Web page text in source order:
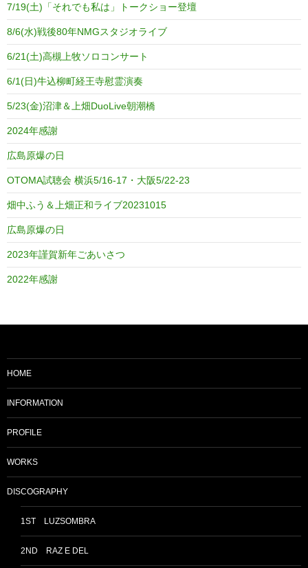
7/19(土)「それでも私は」トークショー登壇
8/6(水)戦後80年NMGスタジオライブ
6/21(土)高槻上牧ソロコンサート
6/1(日)牛込柳町経王寺慰霊演奏
5/23(金)沼津＆上畑DuoLive朝潮橋
2024年感謝
広島原爆の日
OTOMA試聴会 横浜5/16-17・大阪5/22-23
畑中ふう＆上畑正和ライブ20231015
広島原爆の日
2023年謹賀新年ごあいさつ
2022年感謝
HOME
INFORMATION
PROFILE
WORKS
DISCOGRAPHY
1ST LUZSOMBRA
2ND RAZ E DEL